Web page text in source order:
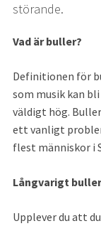
störande.
Vad är buller?
Definitionen för
som musik kan
väldigt hög.
ett vanligt
flest människor i
Långvarigt buller
Upplever du att